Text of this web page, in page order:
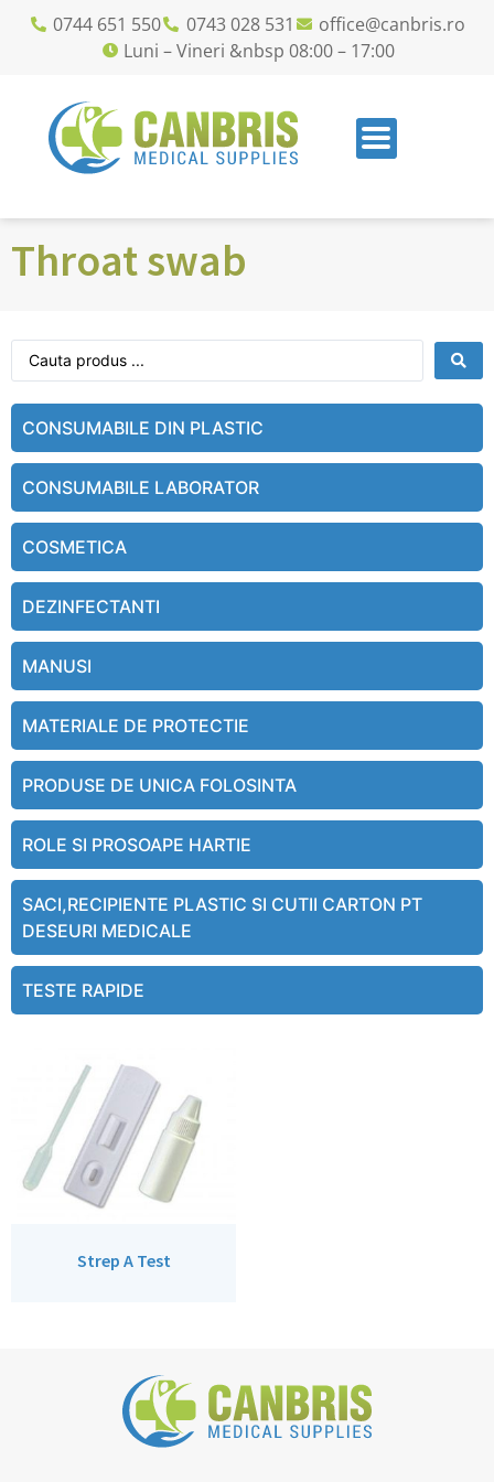
0744 651 550 0743 028 531
office@canbris.ro
Luni – Vineri &nbsp 08:00 – 17:00
Throat swab
CONSUMABILE DIN PLASTIC
CONSUMABILE LABORATOR
COSMETICA
DEZINFECTANTI
MANUSI
MATERIALE DE PROTECTIE
PRODUSE DE UNICA FOLOSINTA
ROLE SI PROSOAPE HARTIE
SACI,RECIPIENTE PLASTIC SI CUTII CARTON PT
DESEURI MEDICALE
TESTE RAPIDE
Strep A Test